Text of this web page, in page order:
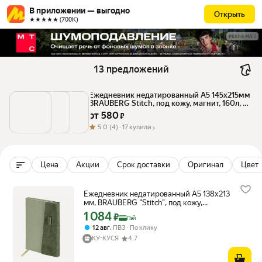
В приложении — выгодно
★★★★★ (700К)
Открыть
РЕКЛАМА
13 предложений
Ежедневник недатированный А5 145х215мм
BRAUBERG Stitch, под кожу, магнит, 160л,
серый, 116591
от 580 ₽
5.0 (4) · 17 купили
Цена Акции Срок доставки Оригинал Цвет
Ежедневник недатированный А5 138х213
мм, BRAUBERG "Stitch", под кожу,
магнит, 160 л, оливковый, комплект из 2
шт, 116588
Цена с картой Яндекс Пэй 1084 ₽ вместо
1 084₽ Пэй
12 авг, ПВЗ
По клику
КУ-КУСЯ
4.7